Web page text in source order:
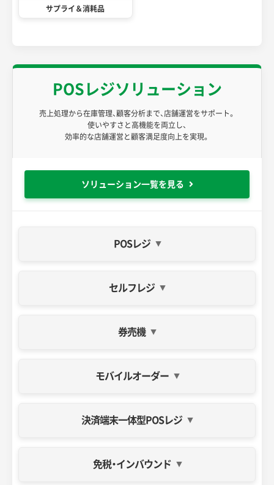
サプライ＆消耗品
POSレジソリューション
売上処理から在庫管理、顧客分析まで、店舗運営をサポート。
使いやすさと高機能を両立し、
効率的な店舗運営と顧客満足度向上を実現。
ソリューション一覧を見る
POSレジ
セルフレジ
ン、お客様が精算を行う自動釣銭機連携レジ
券売機
リアレジ券売機
モバイルオーダー
決済端末一体型POSレジ
免税・インバウンド